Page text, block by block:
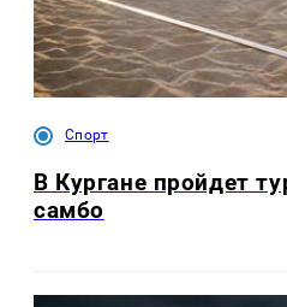
Спорт
В Кургане пройдет
самбо